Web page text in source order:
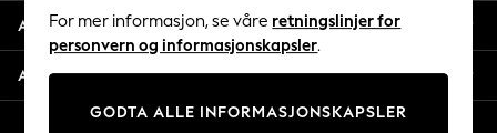
Trending: Clogs
Toy Story
THE SET
Coats & Jackets
Avdelinger
Andre tjenester
For mer informasjon, se våre retningslinjer for
personvern og informasjonskapsler.
GODTA ALLE INFORMASJONSKAPSLER